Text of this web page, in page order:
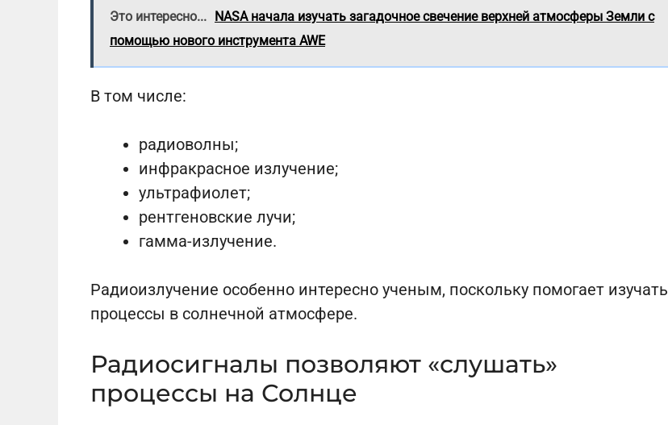
Это интересно... NASA начала изучать загадочное свечение верхней атмосферы Земли с
помощью нового инструмента AWE
В том числе:
радиоволны;
инфракрасное излучение;
ультрафиолет;
рентгеновские лучи;
гамма-излучение.
Радиоизлучение особенно интересно ученым, поскольку помогает изучать
процессы в солнечной атмосфере.
Радиосигналы позволяют «слушать»
процессы на Солнце